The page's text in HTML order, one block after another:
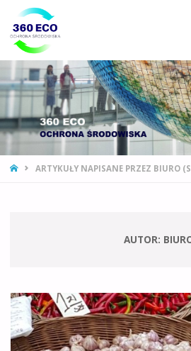
STRONA
ARTYKUŁY NAPISANE PRZEZ BIURO
AUTOR: